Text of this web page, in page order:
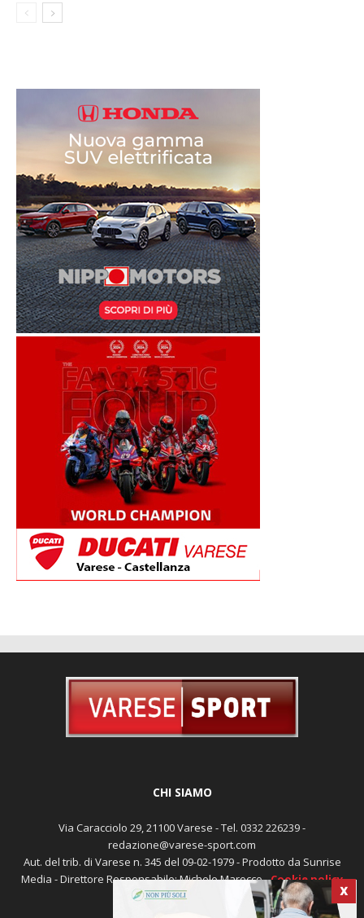
X
redazione@varese-sport.com
Aut. del trib. di Varese n. 345 del 09-02-1979 - Prodotto da Sunrise
Media - Direttore Responsabile: Michele Marocco -Cookie policy
Pubblicità
redazione@varese-sport.com